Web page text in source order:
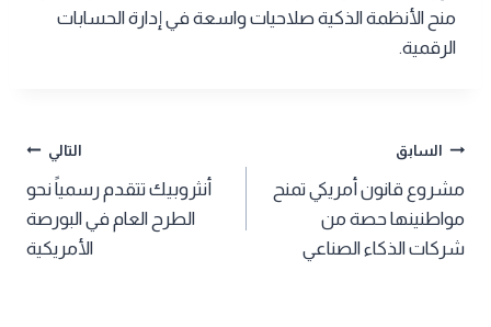
منح الأنظمة الذكية صلاحيات واسعة في إدارة الحسابات
الرقمية.
تصفّح
المقالات
السابق
مشروع قانون أمريكي تمنح
مواطنينها حصة من
شركات الذكاء الصناعي
التالي
أنثروبيك تتقدم رسمياً نحو
الطرح العام في البورصة
الأمريكية